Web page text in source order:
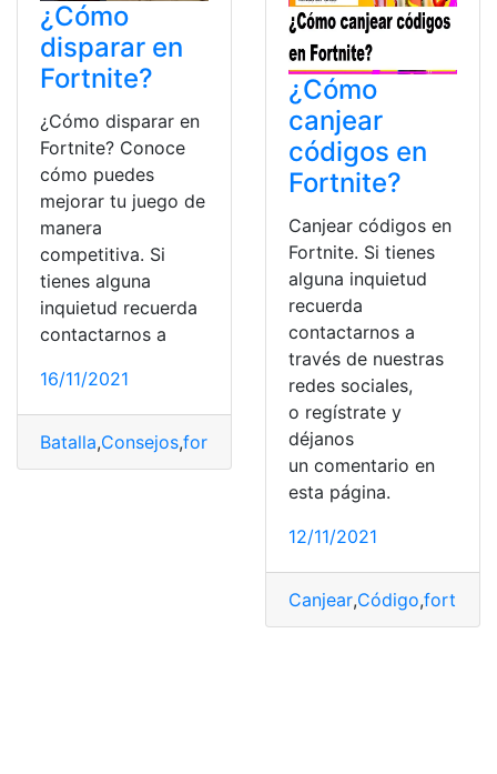
¿Cómo
disparar en
Fortnite?
¿Cómo disparar en
Fortnite? Conoce
cómo puedes
mejorar tu juego de
manera
competitiva. Si
tienes alguna
inquietud recuerda
contactarnos a
16/11/2021
Batalla,Consejos,fortnite Juegos,Tecnología
¿Cómo
canjear
códigos en
Fortnite?
Canjear códigos en
Fortnite. Si tienes
alguna inquietud
recuerda
contactarnos a
través de nuestras
redes sociales,
o regístrate y
déjanos
un comentario en
esta página.
12/11/2021
Canjear,Código,fortnite